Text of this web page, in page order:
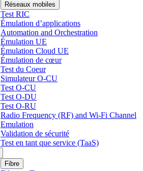
Réseaux mobiles
Test RIC
Émulation d’applications
Automation and Orchestration
Émulation UE
Émulation Cloud UE
Émulation de cœur
Test du Coeur
Simulateur O-CU
Test O-CU
Test O-DU
Test O-RU
Radio Frequency (RF) and Wi-Fi Channel
Emulation
Validation de sécurité
Test en tant que service (TaaS)
Fibre